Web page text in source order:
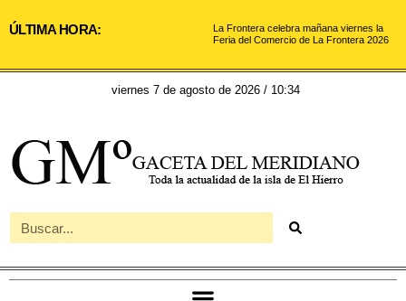
ÚLTIMA HORA:
La Frontera celebra mañana viernes la
Feria del Comercio de La Frontera 2026
viernes 7 de agosto de 2026 / 10:34